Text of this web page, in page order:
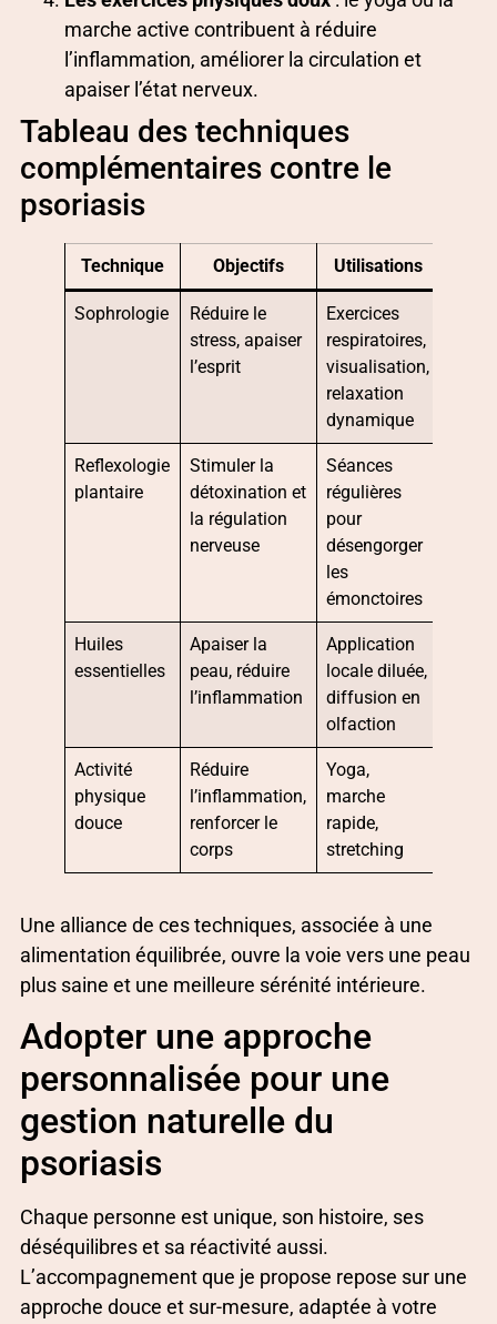
marche active contribuent à réduire
l’inflammation, améliorer la circulation et
apaiser l’état nerveux.
Tableau des techniques
complémentaires contre le
psoriasis
Technique Objectifs Utilisations
Sophrologie
Réduire le
stress, apaiser
l’esprit
Exercices
respiratoires,
visualisation,
relaxation
dynamique
Reflexologie
plantaire
Stimuler la
détoxination et
la régulation
nerveuse
Séances
régulières
pour
désengorger
les
émonctoires
Huiles
essentielles
Apaiser la
peau, réduire
l’inflammation
Application
locale diluée,
diffusion en
olfaction
Activité
physique
douce
Réduire
l’inflammation,
renforcer le
corps
Yoga,
marche
rapide,
stretching
Une alliance de ces techniques, associée à une
alimentation équilibrée, ouvre la voie vers une peau
plus saine et une meilleure sérénité intérieure.
Adopter une approche
personnalisée pour une
gestion naturelle du
psoriasis
Chaque personne est unique, son histoire, ses
déséquilibres et sa réactivité aussi.
L’accompagnement que je propose repose sur une
approche douce et sur-mesure, adaptée à votre